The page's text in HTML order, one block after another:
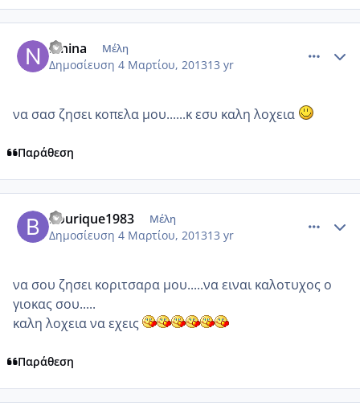
ninina Μέλη
Δημοσίευση 4 Μαρτίου, 201313 yr
να σασ ζησει κοπελα μου......κ εσυ καλη λοχεια
Παράθεση
bourique1983 Μέλη
Δημοσίευση 4 Μαρτίου, 201313 yr
να σου ζησει κοριτσαρα μου.....να ειναι καλοτυχος ο
γιοκας σου.....
καλη λοχεια να εχεις
Παράθεση